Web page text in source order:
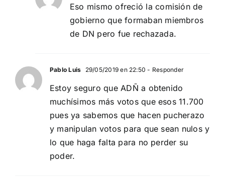
Eso mismo ofreció la comisión de
gobierno que formaban miembros
de DN pero fue rechazada.
Pablo Luis 29/05/2019 en 22:50 - Responder
Estoy seguro que ADÑ a obtenido
muchísimos más votos que esos 11.700
pues ya sabemos que hacen pucherazo
y manipulan votos para que sean nulos y
lo que haga falta para no perder su
poder.